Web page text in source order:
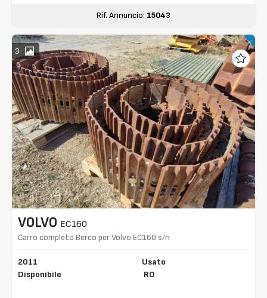
Rif. Annuncio: 15043
3
VOLVO EC160
Carro completo Berco per Volvo EC160 s/n
2011
Disponibile
Usato
RO